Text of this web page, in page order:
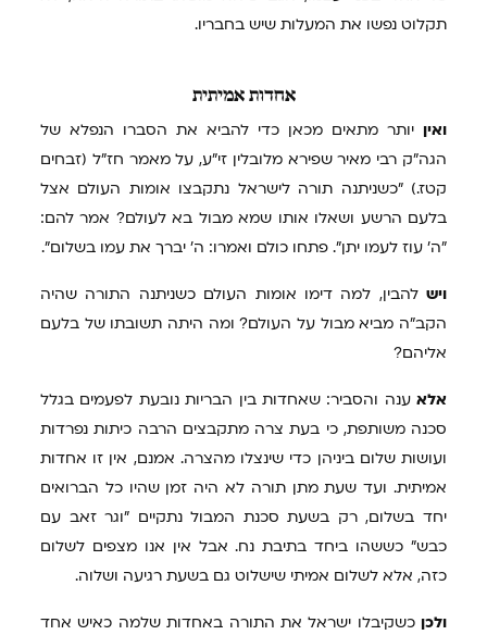
תקלוט נפשו את המעלות שיש בחבריו.
אחדות אמיתית
ואין יותר מתאים מכאן כדי להביא את הסברו הנפלא של
הגה"ק רבי מאיר שפירא מלובלין זי"ע, על מאמר חז"ל (זבחים
קטז.) "כשניתנה תורה לישראל נתקבצו אומות העולם אצל
בלעם הרשע ושאלו אותו שמא מבול בא לעולם? אמר להם:
"ה' עוז לעמו יתן". פתחו כולם ואמרו: ה' יברך את עמו בשלום".
ויש להבין, למה דימו אומות העולם כשניתנה התורה שהיה
הקב"ה מביא מבול על העולם? ומה היתה תשובתו של בלעם
אליהם?
אלא ענה והסביר: שאחדות בין הבריות נובעת לפעמים בגלל
סכנה משותפת, כי בעת צרה מתקבצים הרבה כיתות נפרדות
ועושות שלום ביניהן כדי שינצלו מהצרה. אמנם, אין זו אחדות
אמיתית. ועד שעת מתן תורה לא היה זמן שהיו כל הברואים
יחד בשלום, רק בשעת סכנת המבול נתקיים "וגר זאב עם
כבש" כששהו ביחד בתיבת נח. אבל אין אנו מצפים לשלום
כזה, אלא לשלום אמיתי שישלוט גם בשעת רגיעה ושלוה.
ולכן כשקיבלו ישראל את התורה באחדות שלמה כאיש אחד